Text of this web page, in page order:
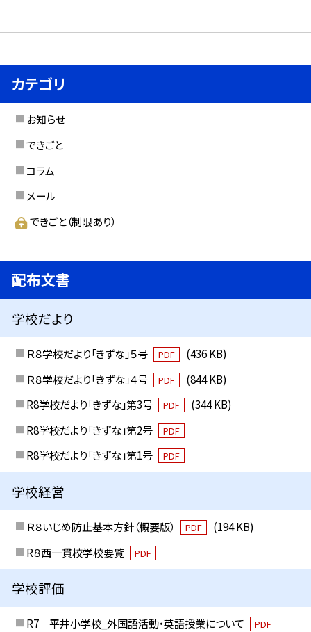
カテゴリ
お知らせ
できごと
コラム
メール
できごと（制限あり）
配布文書
学校だより
Ｒ８学校だより「きずな」５号 PDF
(436 KB)
Ｒ８学校だより「きずな」４号
PDF
(844 KB)
R8学校だより「きずな」第3号
PDF
(344 KB)
R8学校だより「きずな」第2号
PDF
R8学校だより「きずな」第1号 PDF
学校経営
Ｒ８いじめ防止基本方針（概要版） PDF
(194 KB)
R８西一貫校学校要覧
PDF
学校評価
R7 平井小学校_外国語活動・英語授業について PDF